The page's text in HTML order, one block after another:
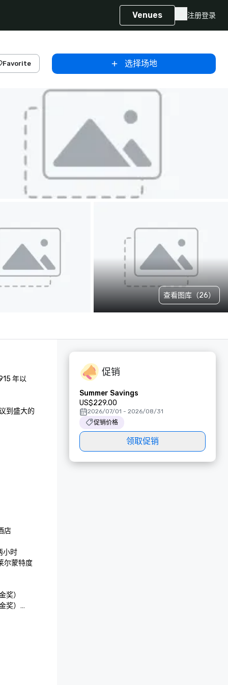
Venues 注册登录
Favorite 选择场地
查看图库（26）
年以
到盛大的
店
小时
尔蒙特度
奖）
奖）
促销
Summer Savings
US$229.00
2026/07/01 - 2026/08/31
促销价格
领取促销